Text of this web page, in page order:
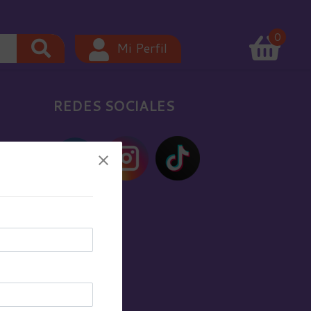
0
Mi Perfil
Cerrar
REDES SOCIALES